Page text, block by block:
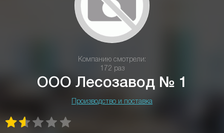
Компанию смотрели:
172 раз
ООО Лесозавод № 1
Производство и поставка